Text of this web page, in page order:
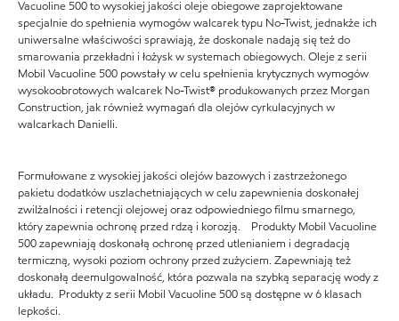
Vacuoline 500 to wysokiej jakości oleje obiegowe zaprojektowane
specjalnie do spełnienia wymogów walcarek typu No-Twist, jednakże ich
uniwersalne właściwości sprawiają, że doskonale nadają się też do
smarowania przekładni i łożysk w systemach obiegowych. Oleje z serii
Mobil Vacuoline 500 powstały w celu spełnienia krytycznych wymogów
wysokoobrotowych walcarek No-Twist® produkowanych przez Morgan
Construction, jak również wymagań dla olejów cyrkulacyjnych w
walcarkach Danielli.
Formułowane z wysokiej jakości olejów bazowych i zastrzeżonego
pakietu dodatków uszlachetniających w celu zapewnienia doskonałej
zwilżalności i retencji olejowej oraz odpowiedniego filmu smarnego,
który zapewnia ochronę przed rdzą i korozją. Produkty Mobil Vacuoline
500 zapewniają doskonałą ochronę przed utlenianiem i degradacją
termiczną, wysoki poziom ochrony przed zużyciem. Zapewniają też
doskonałą deemulgowalność, która pozwala na szybką separację wody z
układu. Produkty z serii Mobil Vacuoline 500 są dostępne w 6 klasach
lepkości.